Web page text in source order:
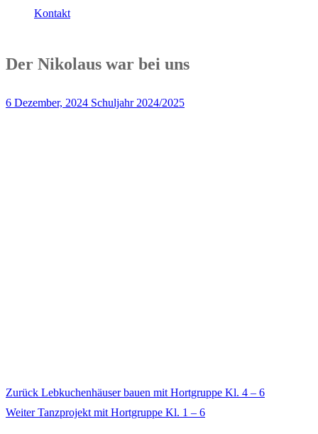
Kontakt
Der Nikolaus war bei uns
6 Dezember, 2024 Schuljahr 2024/2025
Beitragsnavigation
Zurück Vorheriger
Beitrag:
Lebkuchenhäuser bauen mit Hortgruppe Kl. 4 – 6
Weiter Nächster
Tanzprojekt mit Hortgruppe Kl. 1 – 6